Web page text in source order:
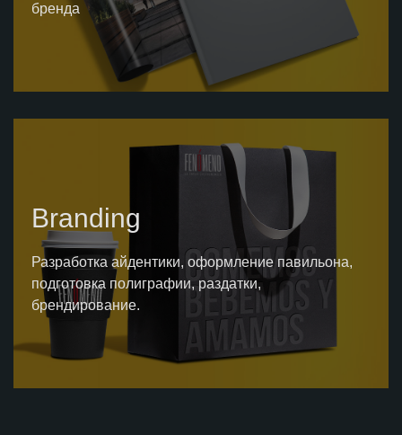
бренда
Branding
Разработка айдентики, оформление павильона,
подготовка полиграфии, раздатки,
брендирование.